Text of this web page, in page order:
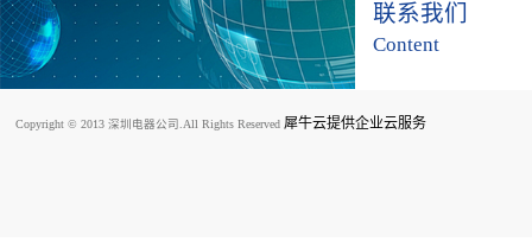
联系我们
Content
Copyright © 2013 深圳电器公司.All Rights Reserved犀牛云提供企业云服务